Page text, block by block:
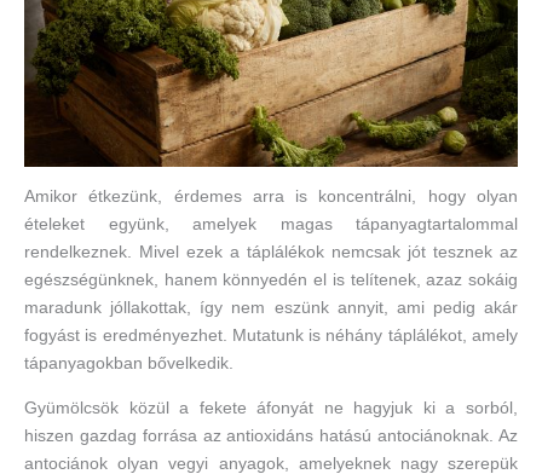
Amikor étkezünk, érdemes arra is koncentrálni, hogy olyan
ételeket együnk, amelyek magas tápanyagtartalommal
rendelkeznek. Mivel ezek a táplálékok nemcsak jót tesznek az
egészségünknek, hanem könnyedén el is telítenek, azaz sokáig
maradunk jóllakottak, így nem eszünk annyit, ami pedig akár
fogyást is eredményezhet. Mutatunk is néhány táplálékot, amely
tápanyagokban bővelkedik.
Gyümölcsök közül a fekete áfonyát ne hagyjuk ki a sorból,
hiszen gazdag forrása az antioxidáns hatású antociánoknak. Az
antociánok olyan vegyi anyagok, amelyeknek nagy szerepük